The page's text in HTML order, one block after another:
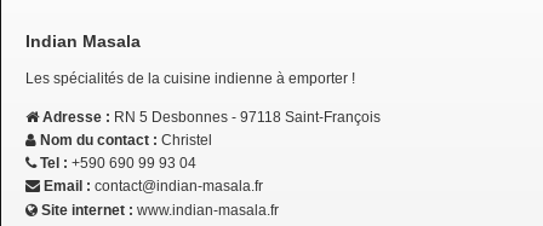
Indian Masala
Les spécialités de la cuisine indienne à emporter !
Adresse : RN 5 Desbonnes - 97118 Saint-François
Nom du contact : Christel
Tel : +590 690 99 93 04
Email : contact@indian-masala.fr
Site internet : www.indian-masala.fr